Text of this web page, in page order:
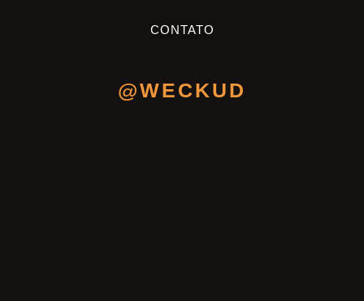
CONTATO
@WECKUD